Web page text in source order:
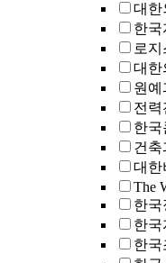
대한
한국
로
대한
원예
전력
한국
건축
대한
The
한국
한국
한국